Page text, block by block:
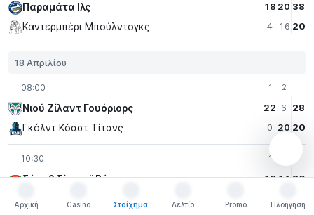
Παραμάτα Iλς
Καντερμπέρι Μπούλντογκς
18
4
20
16
38
20
18 Απριλίου
08:00
Νιού Ζίλαντ Γουόριορς
Γκόλντ Κόαστ Τίτανς
1
22
0
2
6
20
28
20
10:30
Σάουθ Σίντνεϊ Ράμπιτος
Σεντ Τζορτζ Ντράγκονς
1
161430
Αρχική
Casino
Στοίχημα
Δελτίο
Promo
Πλοήγηση